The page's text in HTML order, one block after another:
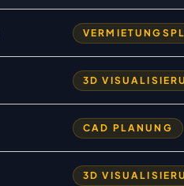
3D
CAD PLANUNG
3D